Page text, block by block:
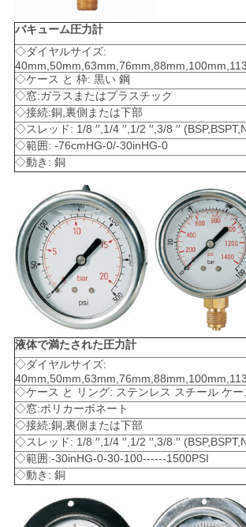
バキューム圧力計
◇ダイヤルサイズ:
◇ケース と 枠: 黒い 鋼
◇窓:ガラスまたはプラスチック
◇接続:銅,裏側または下部
◇スレッド: 1/8 ′′,1/4 ′′,1/2 ′′,3/8 ′′
◇範囲: -76cmHG-0/-30inHG-0
◇動き: 銅
液体で満たされた圧力計
◇ダイヤルサイズ:
◇ケース と リング: ステンレス スチール ケ
◇窓:ポリカーボネート
◇接続:銅,裏側または下部
◇スレッド: 1/8 ′′,1/4 ′′,1/2 ′′,3/8 ′′
◇範囲:-30inHG-0-30-100------1500PSI
◇動き: 銅